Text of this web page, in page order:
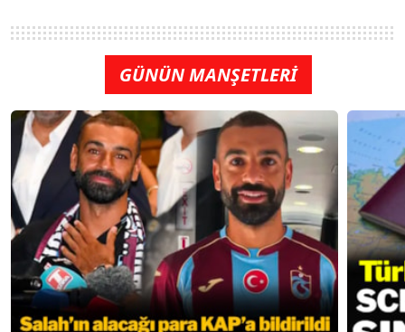
GÜNÜN MANŞETLERİ